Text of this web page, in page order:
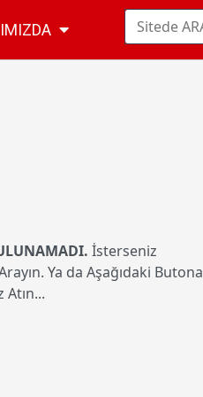
İsterseniz
Ya da Aşağıdaki Butona
Atın...